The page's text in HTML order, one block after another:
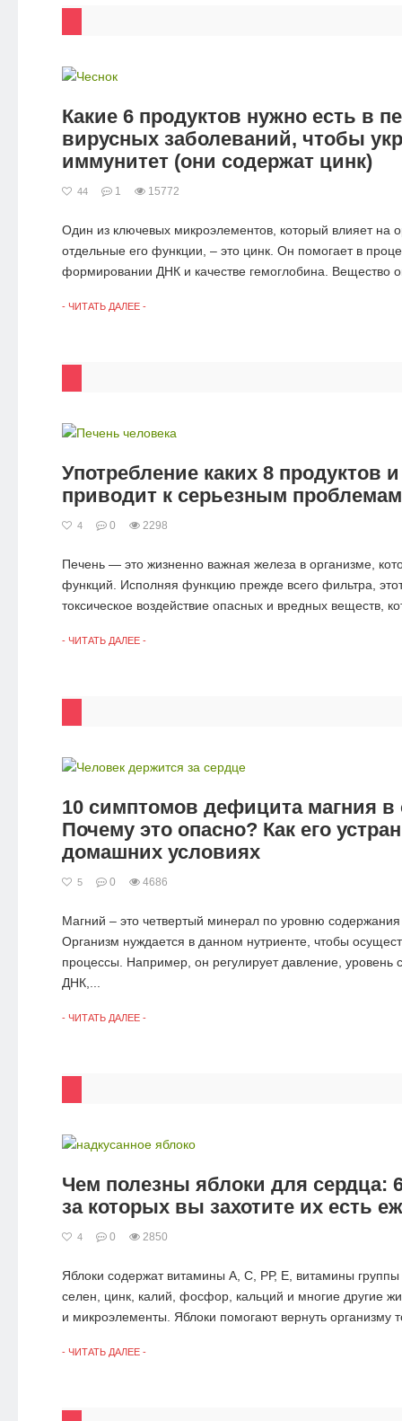
Какие 6 продуктов нужно есть в
вирусных заболеваний, чтобы
иммунитет (они содержат цинк)
44 1 15772
Один из ключевых микроэлементов, который влияет на
отдельные его функции, – это цинк. Он помогает в
формировании ДНК и качестве гемоглобина. Вещество
- ЧИТАТЬ ДАЛЕЕ -
Употребление каких 8 продуктов
приводит к серьезным
4 0 2298
Печень — это жизненно важная железа в организме,
функций. Исполняя функцию прежде всего фильтра,
токсическое воздействие опасных и вредных веществ,
- ЧИТАТЬ ДАЛЕЕ -
10 симптомов дефицита магния в
Почему это опасно? Как его
домашних условиях
5 0 4686
Магний – это четвертый минерал по уровню содержания
Организм нуждается в данном нутриенте, чтобы
процессы. Например, он регулирует давление, уровень
ДНК,...
- ЧИТАТЬ ДАЛЕЕ -
Чем полезны яблоки для сердца:
за которых вы захотите их есть
4 0 2850
Яблоки содержат витамины А, С, РР, Е, витамины
селен, цинк, калий, фосфор, кальций и многие другие
и микроэлементы. Яблоки помогают вернуть организму
- ЧИТАТЬ ДАЛЕЕ -